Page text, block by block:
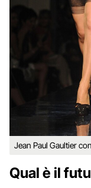
Jean Paul Gaultier
Qual è il